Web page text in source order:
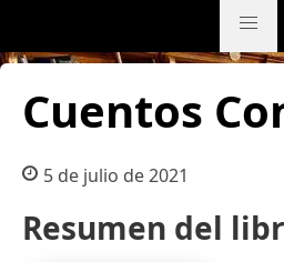
Cuentos
5 de julio de 2021
Resumen del